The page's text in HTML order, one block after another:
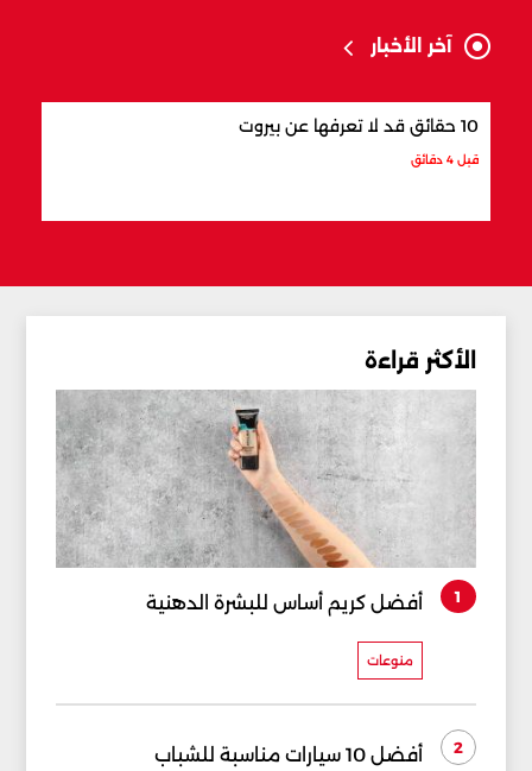
آخر الأخبار
10 حقائق قد لا تعرفها عن بيروت
قبل 4 دقائق
الأكثر قراءة
1 أفضل كريم أساس للبشرة الدهنية
منوعات
2 أفضل 10 سيارات مناسبة للشباب